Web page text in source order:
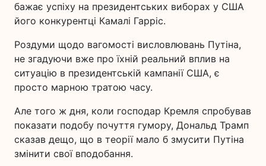
бажає успіху на президентських виборах у США
його конкурентці Камалі Гарріс.
Роздуми щодо вагомості висловлювань Путіна,
не згадуючи вже про їхній реальний вплив на
ситуацію в президентській кампанії США, є
просто марною тратою часу.
Але того ж дня, коли господар Кремля спробував
показати подобу почуття гумору, Дональд Трамп
сказав дещо, що в теорії мало б змусити Путіна
змінити свої вподобання.